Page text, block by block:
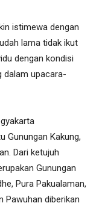
istimewa dengan
lama tidak ikut
dengan kondisi
dalam upacara-
Gunungan Kakung,
Dari ketujuh
Gunungan
Pura Pakualaman,
Pawuhan diberikan